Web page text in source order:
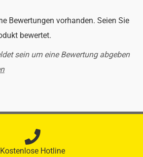
Bewertungen vorhanden. Seien Sie
bewertet.
sein um eine Bewertung abgeben
Kostenlose Hotline